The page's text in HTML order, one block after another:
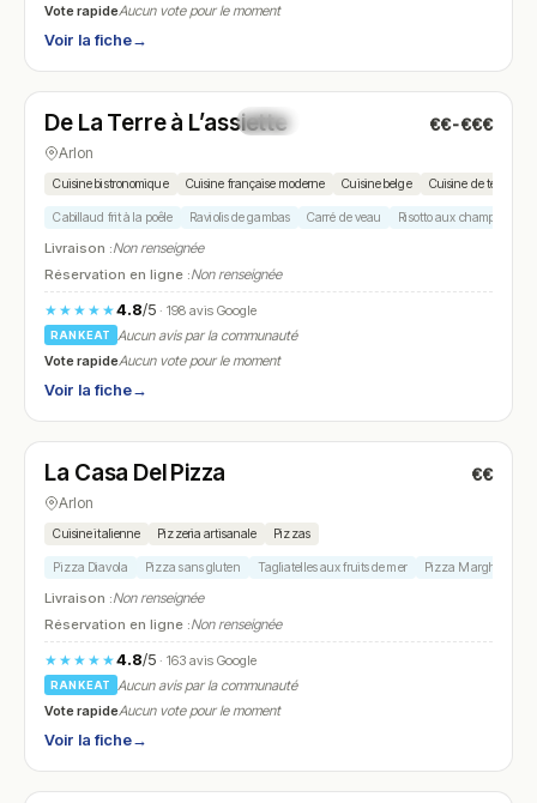
Vote rapideAucun vote pour le moment
Voir la fiche→
N° 6
De La Terre à L’assiette €€-€€€
Arlon
Cuisine bistronomique Cuisine française moderne Cuisine belge Cuisine de terroir
Cabillaud frit à la poêle Raviolis de gambas Carré de veau Risotto aux champignons
Livraison :Non renseignée
Réservation en ligne :Non renseignée
★★★★★4.8/5· 198 avis Google
RANKEAT
Aucun avis par la communauté
Vote rapideAucun vote pour le moment
Voir la fiche→
N° 7
La Casa Del Pizza €€
Arlon
Cuisine italienne Pizzeria artisanale Pizzas
Pizza Diavola Pizza sans gluten Tagliatelles aux fruits de mer Pizza Margherita
Livraison :Non renseignée
Réservation en ligne :Non renseignée
★★★★★4.8/5· 163 avis Google
RANKEAT
Aucun avis par la communauté
Vote rapideAucun vote pour le moment
Voir la fiche→